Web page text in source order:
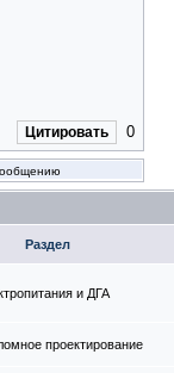
Цитировать 0
Раздел
и ДГА
проектирование